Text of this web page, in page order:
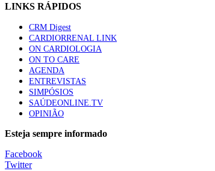
Trodelvy aprovado para primeira linha no
61 visualizações
MAIS NOTÍCIAS
Quase 11.900 jovens recorreram aos cheques
LINKS RÁPIDOS
CRM Digest
CARDIORRENAL LINK
ON CARDIOLOGIA
ON TO CARE
AGENDA
ENTREVISTAS
SIMPÓSIOS
SAÚDEONLINE.TV
OPINIÃO
Esteja sempre informado
Facebook
Twitter